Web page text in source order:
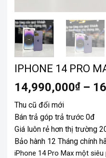
IPHONE 14 PRO
14,990,000₫–
Thu cũ đổi mới
Bán trả góp trả trước 0đ
Giá luôn rẻ hơn thị trường
Bảo hành 12 Tháng chính
iPhone 14 Pro Max một